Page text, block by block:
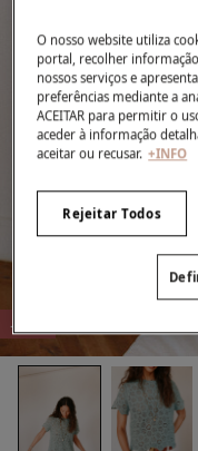
-51%
O nosso website utiliza
portal, recolher
nossos serviços e
preferências mediante a
ACEITAR para permitir o
aceder à informação
aceitar ou recusar. +INFO
Rejeitar Todos